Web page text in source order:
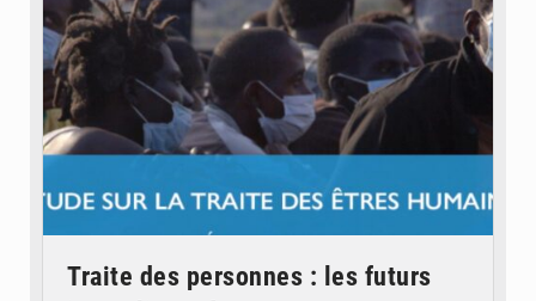
Traite des personnes : les futurs